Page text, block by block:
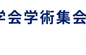
会学術集